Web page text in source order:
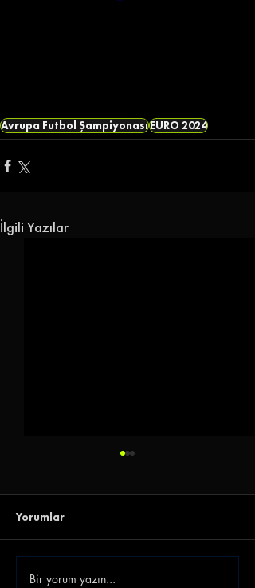
Avrupa Futbol ŞampiyonasıEURO 2024
İlgili Yazılar
Göz-Göz'e Genç Golcü |
Yorumlar
Bir yorum yazın...